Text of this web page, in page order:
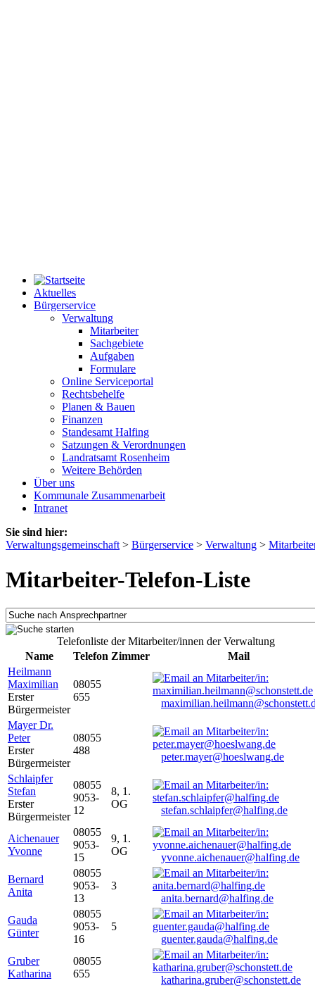
Aktuelles
Bürgerservice
Verwaltung
Mitarbeiter
Sachgebiete
Aufgaben
Formulare
Online Serviceportal
Rechtsbehelfe
Planen & Bauen
Finanzen
Standesamt Halfing
Satzungen & Verordnungen
Landratsamt Rosenheim
Weitere Behörden
Über uns
Kommunale Zusammenarbeit
Intranet
Sie sind hier:
Verwaltungsgemeinschaft > Bürgerservice > Verwaltung >
Mitarbeiter-Telefon-Liste
Telefonliste der Mitarbeiter/innen der Verwaltung
Name
Telefon Zimmer
Mail
Heilmann
Maximilian
Erster
Bürgermeister
08055
655
Mayer Dr.
Peter
Erster
Bürgermeister
08055
488
peter.mayer@hoeslwang.de
Schlaipfer
Stefan
Erster
Bürgermeister
08055
9053-
12
8, 1.
OG
stefan.schlaipfer@halfing.de
Aichenauer
Yvonne
08055
9053-
15
9, 1.
OG
yvonne.aichenauer@halfing.de
Bernard
Anita
08055
9053-
13
3
anita.bernard@halfing.de
Gauda
Günter
08055
9053-
16
5
guenter.gauda@halfing.de
Gruber
Katharina
08055
655
katharina.gruber@schonstett.de